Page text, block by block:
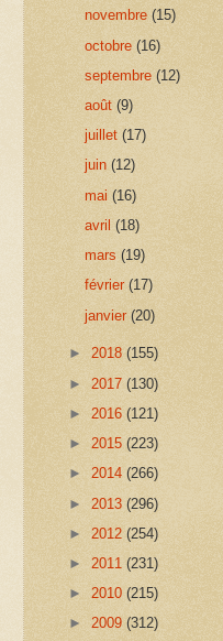
novembre(15)
octobre(16)
septembre(12)
août(9)
juillet(17)
juin(12)
mai(16)
avril(18)
mars(19)
février(17)
janvier(20)
► 2018 (155)
► 2017 (130)
► 2016 (121)
► 2015 (223)
► 2014 (266)
► 2013 (296)
► 2012 (254)
► 2011 (231)
► 2010 (215)
► 2009 (312)